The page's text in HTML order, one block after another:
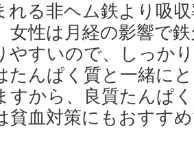
れる非ヘム鉄より吸
女性は月経の影響で
やすいので、しっか
たんぱく質と一緒に
すから、良質たんぱ
貧血対策にもおすす